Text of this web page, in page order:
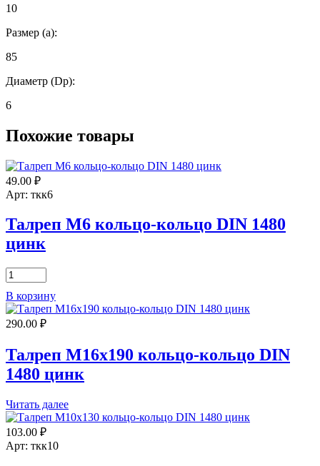
10
Размер (а):
85
Диаметр (Dp):
6
Похожие товары
49.00 ₽
Арт: ткк6
Талреп М6 кольцо-кольцо DIN 1480
цинк
Количество
товара
Талреп
М6
кольцо-
DIN
1480
цинк
В корзину
290.00 ₽
Талреп М16х190 кольцо-кольцо DIN
1480 цинк
Читать далее
103.00 ₽
Арт: ткк10